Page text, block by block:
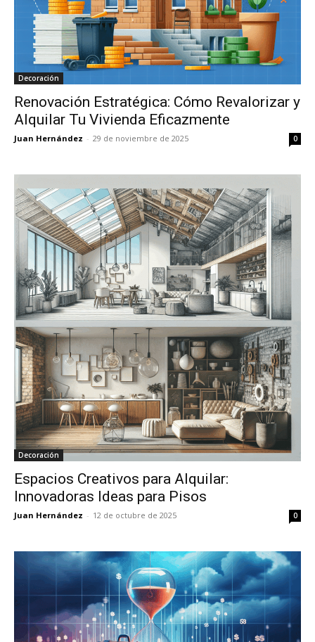
Decoración
Renovación Estratégica: Cómo Revalorizar y
Alquilar Tu Vivienda Eficazmente
Juan Hernández - 29 de noviembre de 2025 0
Decoración
Espacios Creativos para Alquilar:
Innovadoras Ideas para Pisos
Juan Hernández - 12 de octubre de 2025 0